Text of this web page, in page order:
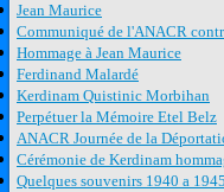
Jean Maurice
Communiqué de l'ANACR
Hommage à Jean Maurice
Ferdinand Malardé
Kerdinam Quistinic Morbihan
Perpétuer la Mémoire Etel Belz
ANACR Journée de la
Cérémonie de Kerdinam
Quelques souvenirs 1940 a 1945